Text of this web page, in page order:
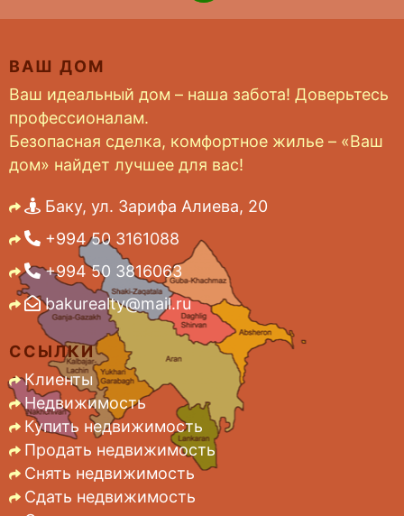
ВАШ ДОМ
Ваш идеальный дом – наша забота! Доверьтесь
профессионалам.
Безопасная сделка, комфортное жилье – «Ваш
дом» найдет лучшее для вас!
Баку, ул. Зарифа Алиева, 20
+994 50 3161088
+994 50 3816063
bakurealty@mail.ru
ССЫЛКИ
Клиенты
Недвижимость
Купить недвижимость
Продать недвижимость
Снять недвижимость
Сдать недвижимость